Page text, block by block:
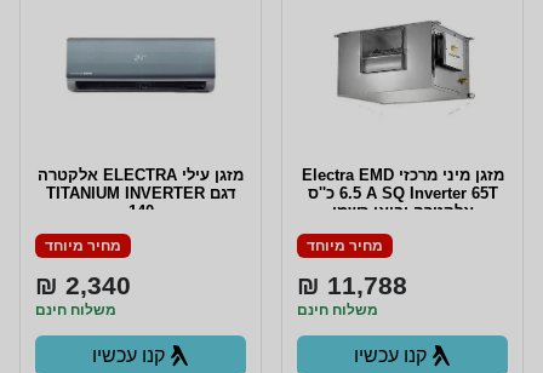
‏מזגן מיני מרכזי Electra EMD
A SQ Inverter 65T ‏6.5 ‏כ''ס
אלקטרה יבואן רשמי
מחיר מיוחד
11,788 ₪
משלוח חינם
קנו עכשיו
מזגן עילי ELECTRA אלקטרה
דגם TITANIUM INVERTER
140
מחיר מיוחד
2,340 ₪
משלוח חינם
קנו עכשיו